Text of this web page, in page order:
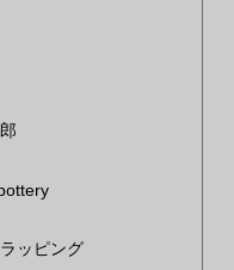
ッピング